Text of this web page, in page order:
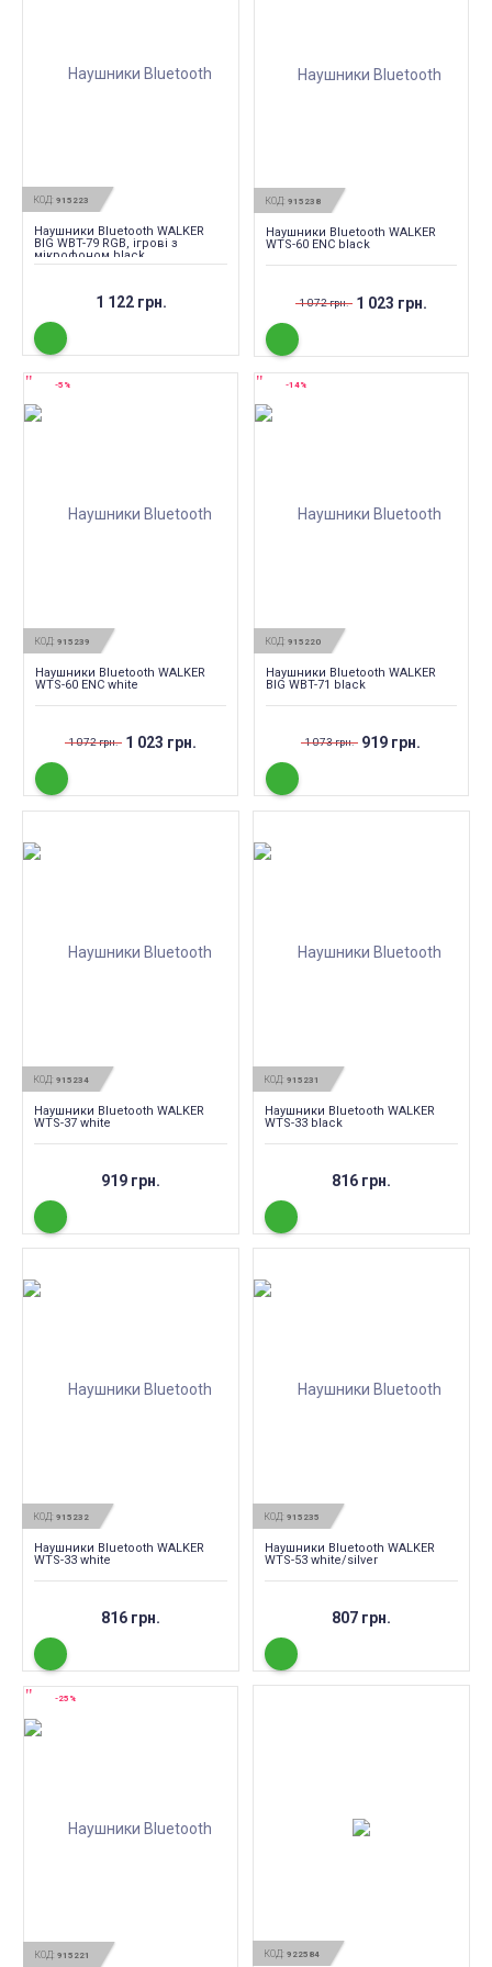
КОД: 915223
Наушники Bluetooth WALKER
BIG WBT-79 RGB, ігрові з
мікрофоном black
1 122 грн.
КОД: 915238
Наушники Bluetooth WALKER
WTS-60 ENC black
1 072 грн. 1 023 грн.
КОД: 915239
-5%
Наушники Bluetooth WALKER
WTS-60 ENC white
1 072 грн. 1 023 грн.
КОД: 915220
-14%
Наушники Bluetooth WALKER
BIG WBT-71 black
1 073 грн. 919 грн.
КОД: 915234
Наушники Bluetooth WALKER
WTS-37 white
919 грн.
КОД: 915231
Наушники Bluetooth WALKER
WTS-33 black
816 грн.
КОД: 915232
Наушники Bluetooth WALKER
WTS-33 white
816 грн.
КОД: 915235
Наушники Bluetooth WALKER
WTS-53 white/silver
807 грн.
КОД: 915221
-25%
КОД: 922584